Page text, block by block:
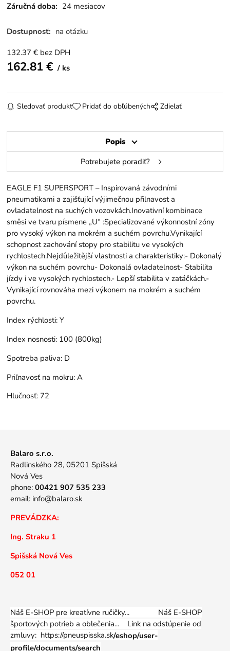
Záručná doba: 24 mesiacov
Dostupnosť: na otázku
132.37 € bez DPH
162.81€ ks
Sledovať produkt Pridať do obľúbených Zdielať
Popis
Potrebujete poradiť?
EAGLE F1 SUPERSPORT – Inspirovaná závodními
pneumatikami a zajišťující výjimečnou přilnavost a
ovladatelnost na suchých vozovkách.Inovativní kombinace
směsi ve tvaru písmene „U“ :Specializované výkonnostní zóny
pro vysoký výkon na mokrém a suchém povrchu.Vynikající
schopnost zachování stopy pro stabilitu ve vysokých
rychlostech.Nejdůležitější vlastnosti a charakteristiky:- Dokonalý
výkon na suchém povrchu- Dokonalá ovladatelnost- Stabilita
jízdy i ve vysokých rychlostech.- Lepší stabilita v zatáčkách.-
Vynikající rovnováha mezi výkonem na mokrém a suchém
povrchu.
Index rýchlosti: Y
Index nosnosti: 100 (800kg)
Spotreba paliva: D
Priľnavosť na mokru: A
Hlučnosť: 72
Balaro s.r.o.
Radlinského 28, 05201 Spišská
Nová Ves
phone: 00421 907 535 233
email: info@balaro.sk
PREVÁDZKA:
Ing. Straku 1
Spišská Nová Ves
052 01
Náš E-SHOP pre kreatívne ručičky... Náš E-SHOP
športových potrieb a oblečenia... Link na odstúpenie od
zmluvy: https://pneuspisska.sk/eshop/user-
profile/documents/search